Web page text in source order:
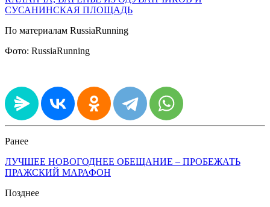
СУСАНИНСКАЯ ПЛОЩАДЬ
По материалам RussiaRunning
Фото: RussiaRunning
Ранее
ЛУЧШЕЕ НОВОГОДНЕЕ ОБЕЩАНИЕ – ПРОБЕЖАТЬ
ПРАЖСКИЙ МАРАФОН
Позднее